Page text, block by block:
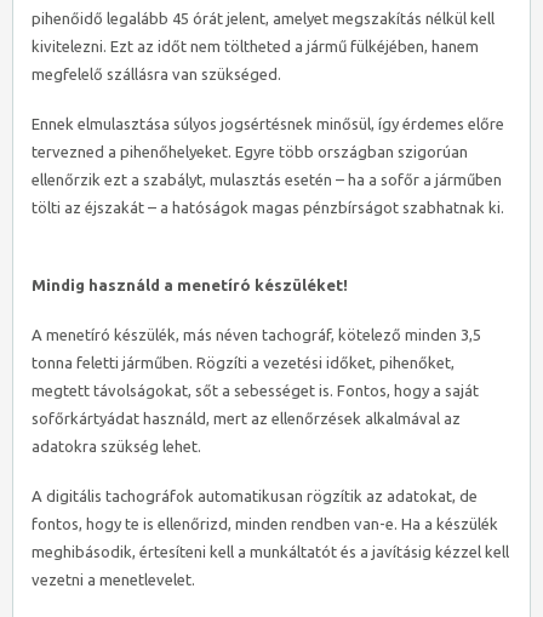
pihenőidő legalább 45 órát jelent, amelyet megszakítás nélkül kell
kivitelezni. Ezt az időt nem töltheted a jármű fülkéjében, hanem
megfelelő szállásra van szükséged.
Ennek elmulasztása súlyos jogsértésnek minősül, így érdemes előre
tervezned a pihenőhelyeket. Egyre több országban szigorúan
ellenőrzik ezt a szabályt, mulasztás esetén – ha a sofőr a járműben
tölti az éjszakát – a hatóságok magas pénzbírságot szabhatnak ki.
Mindig használd a menetíró készüléket!
A menetíró készülék, más néven tachográf, kötelező minden 3,5
tonna feletti járműben. Rögzíti a vezetési időket, pihenőket,
megtett távolságokat, sőt a sebességet is. Fontos, hogy a saját
sofőrkártyádat használd, mert az ellenőrzések alkalmával az
adatokra szükség lehet.
A digitális tachográfok automatikusan rögzítik az adatokat, de
fontos, hogy te is ellenőrizd, minden rendben van-e. Ha a készülék
meghibásodik, értesíteni kell a munkáltatót és a javításig kézzel kell
vezetni a menetlevelet.